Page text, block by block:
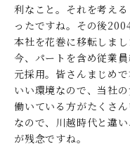
利なこと。それを考え
ったですね。その後
本社を花巻に移転しまし
今、パートを含め従業
元採用。皆さんまじめ
いい環境なので、当社
働いている方がたくさ
なので、川越時代と違
が残念ですね。